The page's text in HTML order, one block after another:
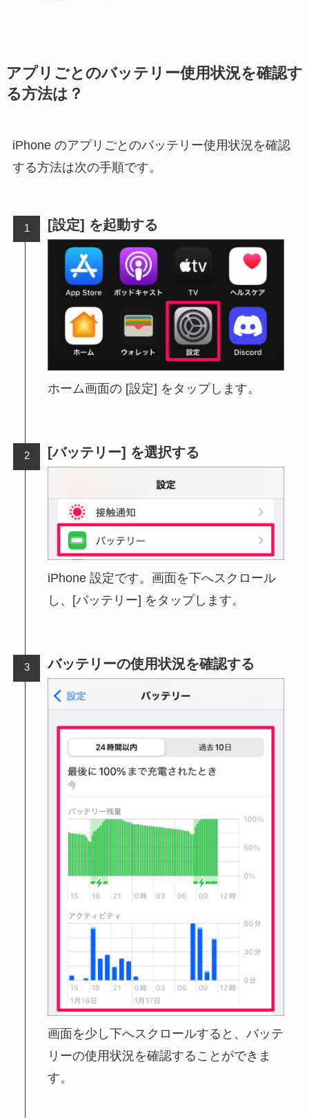
アプリごとのバッテリー使用状況を確認す
る方法は？
iPhone のアプリごとのバッテリー使用状況を確認
する方法は次の手順です。
[設定] を起動する
ホーム画面の [設定] をタップします。
[バッテリー] を選択する
iPhone 設定です。画面を下へスクロール
し、[バッテリー] をタップします。
バッテリーの使用状況を確認する
画面を少し下へスクロールすると、バッテ
リーの使用状況を確認することができま
す。